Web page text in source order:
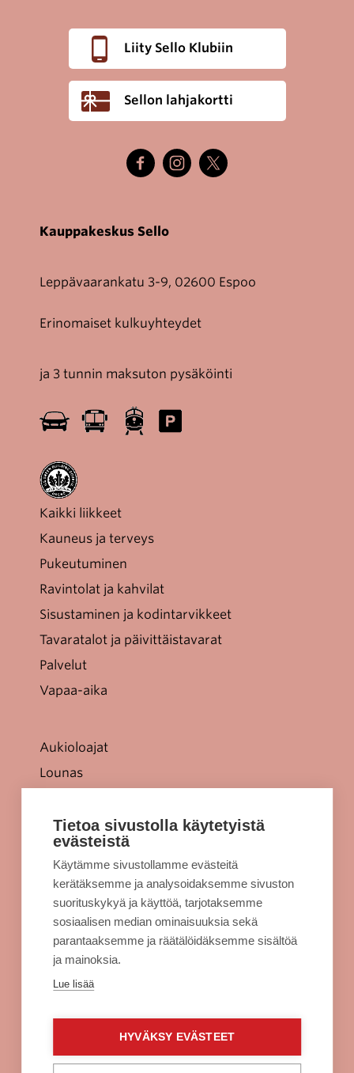
Liity Sello Klubiin
Sellon lahjakortti
Kauppakeskus Sello
Leppävaarankatu 3-9, 02600 Espoo
Erinomaiset kulkuyhteydet
ja 3 tunnin maksuton pysäköinti
Kaikki liikkeet
Kauneus ja terveys
Pukeutuminen
Ravintolat ja kahvilat
Sisustaminen ja kodintarvikkeet
Tavaratalot ja päivittäistavarat
Palvelut
Vapaa-aika
Aukioloajat
Lounas
Jellonaparkki lapsille
Kulkuyhteydet
Rekisteriseloste
Evästeet
Sellon intra
Alko Espoo
Citymarket Espoo
Clas Ohlson Espoo
Tietoa sivustolla käytetyistä
evästeistä
Käytämme sivustollamme evästeitä
kerätäksemme ja analysoidaksemme sivuston
suorituskykyä ja käyttöä, tarjotaksemme
sosiaalisen median ominaisuuksia sekä
parantaaksemme ja räätälöidäksemme sisältöä
ja mainoksia.
Lue lisää
HYVÄKSY EVÄSTEET